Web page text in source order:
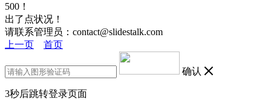
500！
出了点状况！
请联系管理员：contact@slidestalk.com
上一页
首页
确认
3秒后跳转登录页面